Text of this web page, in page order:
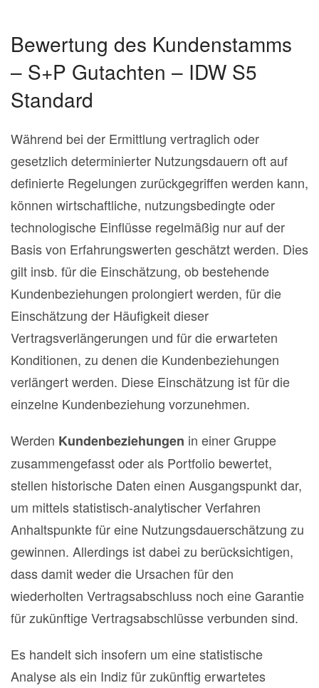
Bewertung des Kundenstamms
– S+P Gutachten – IDW S5
Standard
Während bei der Ermittlung vertraglich oder
gesetzlich determinierter Nutzungsdauern oft auf
definierte Regelungen zurückgegriffen werden kann,
können wirtschaftliche, nutzungsbedingte oder
technologische Einflüsse regelmäßig nur auf der
Basis von Erfahrungswerten geschätzt werden. Dies
gilt insb. für die Einschätzung, ob bestehende
Kundenbeziehungen prolongiert werden, für die
Einschätzung der Häufigkeit dieser
Vertragsverlängerungen und für die erwarteten
Konditionen, zu denen die Kundenbeziehungen
verlängert werden. Diese Einschätzung ist für die
einzelne Kundenbeziehung vorzunehmen.
Werden Kundenbeziehungen in einer Gruppe
zusammengefasst oder als Portfolio bewertet,
stellen historische Daten einen Ausgangspunkt dar,
um mittels statistisch-analytischer Verfahren
Anhaltspunkte für eine Nutzungsdauerschätzung zu
gewinnen. Allerdings ist dabei zu berücksichtigen,
dass damit weder die Ursachen für den
wiederholten Vertragsabschluss noch eine Garantie
für zukünftige Vertragsabschlüsse verbunden sind.
Es handelt sich insofern um eine statistische
Analyse als ein Indiz für zukünftig erwartetes